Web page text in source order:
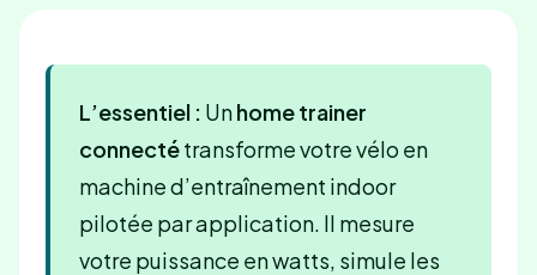
L’essentiel : Unhome trainer
connectétransforme votre vélo en
machine d’entraînement indoor
pilotée par application. Il mesure
votre puissance en watts, simule les